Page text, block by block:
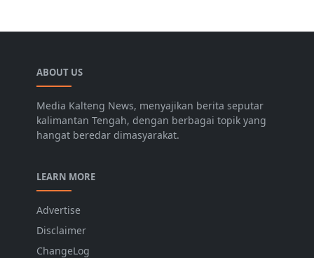
ABOUT US
Media Kalteng News, menyajikan berita seputar
kalimantan Tengah, dengan berbagai topik yang
hangat beredar dimasyarakat.
LEARN MORE
Advertise
Disclaimer
ChangeLog